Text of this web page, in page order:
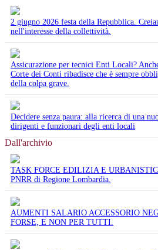
2 giugno 2026 festa della Repubblica.
nell'interesse della collettività.
Assicurazione per tecnici Enti Locali?
Corte dei Conti ribadisce che è sempre
della colpa grave.
Decidere senza paura: alla ricerca di una
dirigenti e funzionari degli enti locali
Dall'archivio
TASK FORCE EDILIZIA E
PNRR di Regione Lombardia.
AUMENTI SALARIO ACCESSORIO
FORSE, E NON PER TUTTI.